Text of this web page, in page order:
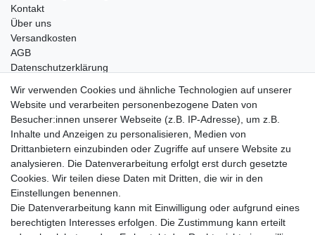
Kontakt
Über uns
Versandkosten
AGB
Datenschutzerklärung
Telefonische Beratung und Unterstützung für Händler unter:
+49 2851 5895-0
Montag - Donnerstag: 08.00 - 16.30 Uhr
Freitag: 08.00 - 16.00 Uhr
Wir sind ein Großhandel, bitte wenden Sie sich als
Endkunde direkt an Ihren örtlichen Fachhändler. Vielen
Wir verwenden Cookies und ähnliche Technologien auf unserer
Website und verarbeiten personenbezogene Daten von
Besucher:innen unserer Webseite (z.B. IP-Adresse), um z.B.
Inhalte und Anzeigen zu personalisieren, Medien von
Drittanbietern einzubinden oder Zugriffe auf unsere Website zu
analysieren. Die Datenverarbeitung erfolgt erst durch gesetzte
Cookies. Wir teilen diese Daten mit Dritten, die wir in den
Einstellungen benennen.
Die Datenverarbeitung kann mit Einwilligung oder aufgrund eines
berechtigten Interesses erfolgen. Die Zustimmung kann erteilt